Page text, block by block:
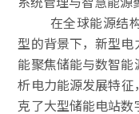
在全球能源结构
型的背景下，新型
能聚焦储能与数智
析电力能源发展特征
克了大型储能电站